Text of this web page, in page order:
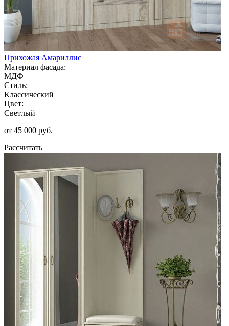
Прихожая Амариллис
Материал фасада:
МДФ
Стиль:
Классический
Цвет:
Светлый
от 45 000 руб.
Рассчитать